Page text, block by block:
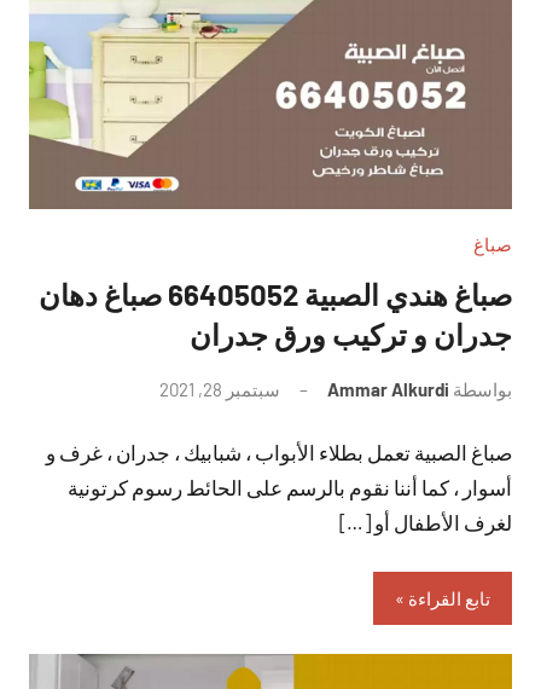
صباغ
صباغ هندي الصبية 66405052 صباغ دهان
جدران و تركيب ورق جدران
بواسطة Ammar Alkurdi سبتمبر 28, 2021
تعليقات
صباغ الصبية تعمل بطلاء الأبواب ، شبابيك ، جدران ، غرف و
أسوار ، كما أننا نقوم بالرسم على الحائط رسوم كرتونية
لغرف الأطفال أو […]
تابع القراءة